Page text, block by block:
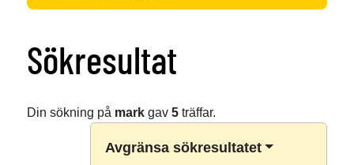
Sökresultat
Din sökning på markgav 5träffar.
Avgränsa sökresultatet